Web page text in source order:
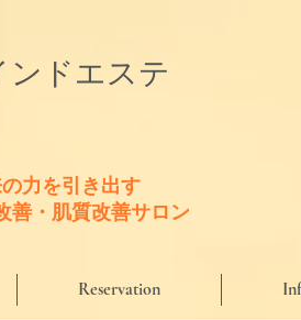
ンドエステ
力を引き出す
善・肌質改善サロン
Reservation